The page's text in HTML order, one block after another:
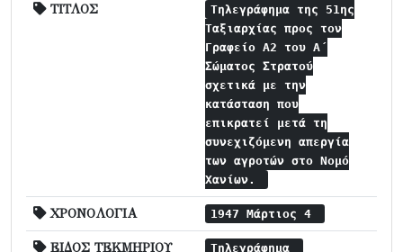
ΤΙΤΛΟΣ
Τηλεγράφημα της 51ης
Ταξιαρχίας προς τον
Γραφείο Α2 του Α΄
Σώματος Στρατού
σχετικά με την
κατάσταση που
επικρατεί μετά τη
συνεχιζόμενη απεργία
των αγροτών στο Νομό
Χανίων.
ΧΡΟΝΟΛΟΓΙΑ 1947 Μάρτιος 4
ΕΙΔΟΣ ΤΕΚΜΗΡΙΟΥ Τηλεγράφημα